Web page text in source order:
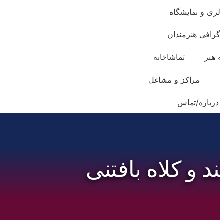
و نمایشگاه
هنرمندان
هنر تماشاخانه
مراکز و مشاغل
درباره/تماس
کلاه بافتنی